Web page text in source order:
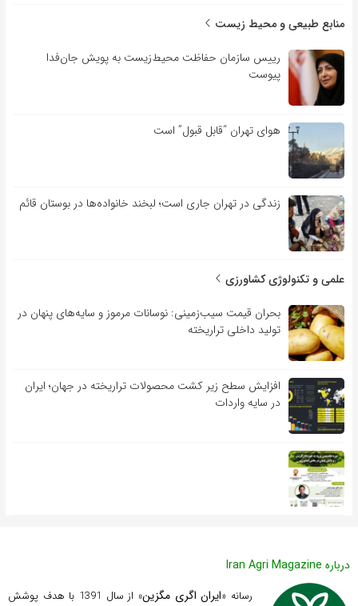
منابع طبیعی و محیط زیست
رییس سازمان حفاظت محیط‌زیست به پویش جان‌فدا
پیوست
هوای تهران “قابل قبول” است
زندگی در تهران جاری است؛ لبخند خانواده‌ها در بوستان قائم
علمی و تکنولوژی کشاورزی
بحران قیمت سیب‌زمینی: نوسانات مرموز و سایه‌های پنهان در
تولید داخلی تراریخته
افزایش سطح زیر کشت محصولات تراریخته در جهان؛ ایران
در سایه واردات
درباره Iran Agri Magazine
رسانه «ایران اگری مگزین
» از سال 1391 با هدف پوشش